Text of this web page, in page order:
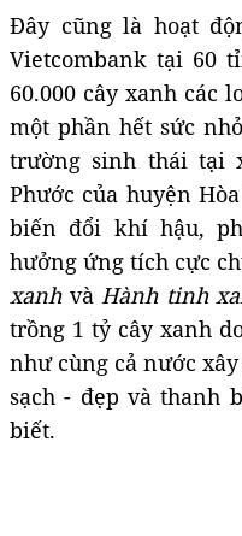
Đây cũng là hoạt
Vietcombank tại 60
60.000 cây xanh các
một phần hết sức
trường sinh thái tại
Phước của huyện
biến đổi khí hậu,
hưởng ứng tích cực
xanhvà Hành tinh
trồng 1 tỷ cây xanh
như cùng cả nước
sạch - đẹp và thanh
biết.